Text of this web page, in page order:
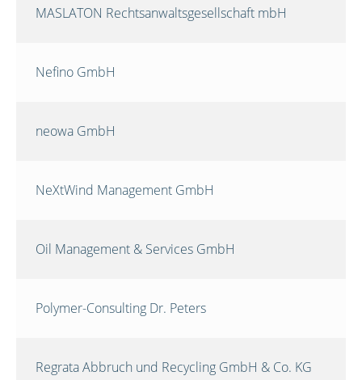
MASLATON Rechtsanwaltsgesellschaft mbH
Nefino GmbH
neowa GmbH
NeXtWind Management GmbH
Oil Management & Services GmbH
Polymer-Consulting Dr. Peters
Regrata Abbruch und Recycling GmbH & Co. KG